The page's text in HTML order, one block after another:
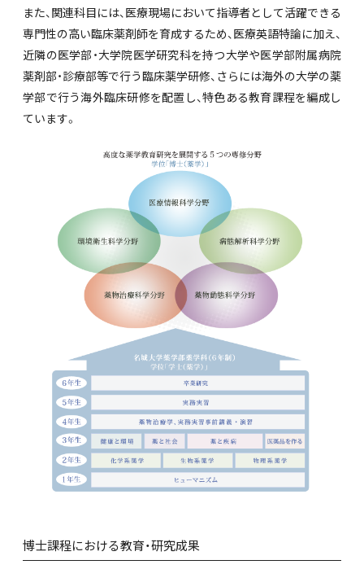
また、関連科目には、医療現場において指導者として活躍できる
専門性の高い臨床薬剤師を育成するため、医療英語特論に加え、
近隣の医学部・大学院医学研究科を持つ大学や医学部附属病院
薬剤部・診療部等で行う臨床薬学研修、さらには海外の大学の薬
学部で行う海外臨床研修を配置し、特色ある教育課程を編成し
ています。
博士課程における教育・研究成果